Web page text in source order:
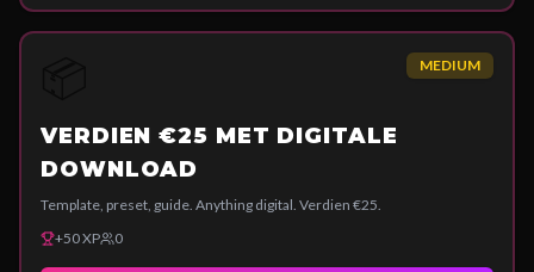
MEDIUM
VERDIEN €25 MET DIGITALE
DOWNLOAD
Template, preset, guide. Anything digital. Verdien €25.
+50XP 0